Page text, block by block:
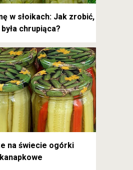
w słoikach: Jak zrobić,
chrupiąca?
na świecie ogórki
kanapkowe